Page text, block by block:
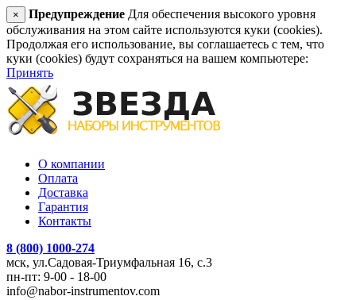
× Предупреждение Для обеспечения высокого уровня
обслуживания на этом сайте используются куки (cookies).
Продолжая его использование, вы соглашаетесь с тем, что
куки (cookies) будут сохраняться на вашем компьютере:
Принять
О компании
Оплата
Доставка
Гарантия
Контакты
8 (800) 1000-274
мск, ул.Садовая-Триумфальная 16, с.3
пн-пт: 9-00 - 18-00
info@nabor-instrumentov.com